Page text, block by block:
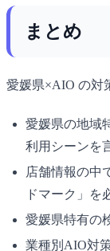
まとめ
愛媛県×AIO の対
愛媛県の地域
利用シーンを
店舗情報の中
ドマーク」を
愛媛県特有の
業種別AIO対